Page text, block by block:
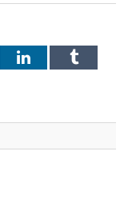
LinkedInTumblr